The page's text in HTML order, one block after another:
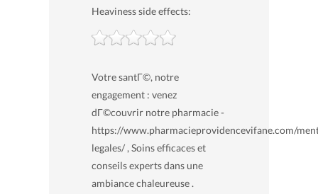
Heaviness side effects:
Votre santГ©, notre
engagement : venez
dГ©couvrir notre pharmacie -
https://www.pharmacieprovidencevifane.com/
legales/ , Soins efficaces et
conseils experts dans une
ambiance chaleureuse .